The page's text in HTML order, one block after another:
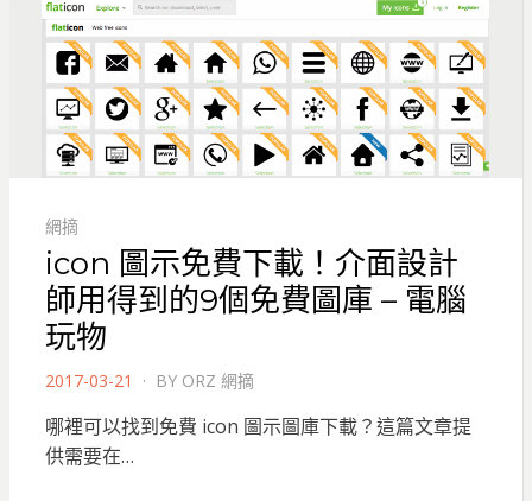
網摘
icon 圖示免費下載！介面設計
師用得到的9個免費圖庫 – 電腦
玩物
POSTED
2017-03-21 BY ORZ 網摘
哪裡可以找到免費 icon 圖示圖庫下載？這篇文章提
供需要在…